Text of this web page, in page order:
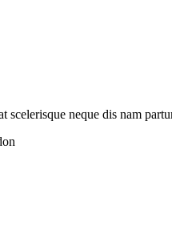
scelerisque neque dis nam